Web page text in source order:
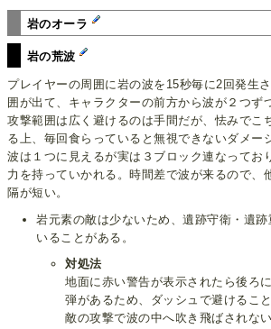
岩のオーラ
岩の荒波
プレイヤーの周囲に岩の波を15秒毎に2回発生
囲が出て、キャラクターの前方から波が２つず
攻撃範囲は広く避けるのは手間だが、怯みでこ
る上、毎回食らっていると無視できないダメー
波は１つに見えるが実は３ブロック連なってお
力を持っていかれる。時間差で波が来るので、
隔が短い。
岩元素の敵は少ないため、遺跡守衛・遺
いることがある。
対処法
地面に赤い警告が表示されたら後ろ
弾があるため、ダッシュで避けるこ
敵の攻撃で波の中へ吹き飛ばされな